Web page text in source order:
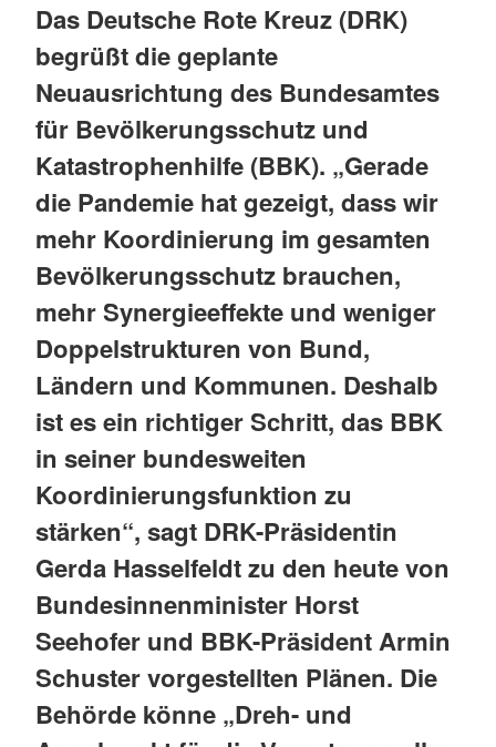
Das Deutsche Rote Kreuz (DRK)
begrüßt die geplante
Neuausrichtung des Bundesamtes
für Bevölkerungsschutz und
Katastrophenhilfe (BBK). „Gerade
die Pandemie hat gezeigt, dass wir
mehr Koordinierung im gesamten
Bevölkerungsschutz brauchen,
mehr Synergieeffekte und weniger
Doppelstrukturen von Bund,
Ländern und Kommunen. Deshalb
ist es ein richtiger Schritt, das BBK
in seiner bundesweiten
Koordinierungsfunktion zu
stärken“, sagt DRK-Präsidentin
Gerda Hasselfeldt zu den heute von
Bundesinnenminister Horst
Seehofer und BBK-Präsident Armin
Schuster vorgestellten Plänen. Die
Behörde könne „Dreh- und